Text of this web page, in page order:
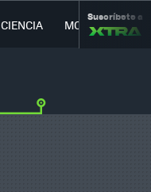
CIENCIA MOVILIDAD
Suscríbete a